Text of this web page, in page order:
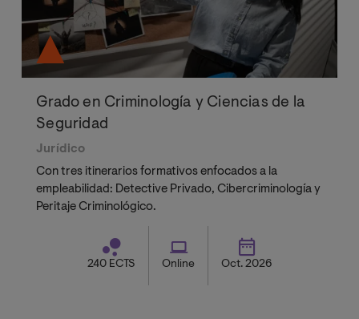
Grado en Criminología y Ciencias de la
Seguridad
Jurídico
Con tres itinerarios formativos enfocados a la
empleabilidad: Detective Privado, Cibercriminología y
Peritaje Criminológico.
240 ECTS Online Oct. 2026